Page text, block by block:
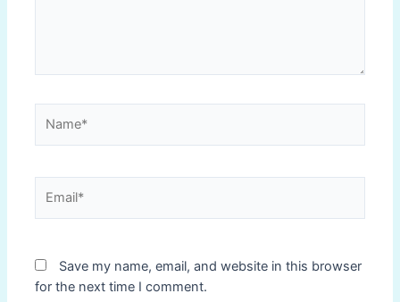
Save my name, email, and website in this browser
for the next time I comment.